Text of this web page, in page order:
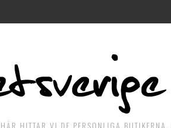
HITTAR VI DE PERSONLIGA BUTIKERNA,